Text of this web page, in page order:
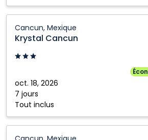
Cancun, Mexique
Krystal Cancun
oct. 18, 2026
7 jours
Tout inclus
Cancun:
Cancun,
Mexique